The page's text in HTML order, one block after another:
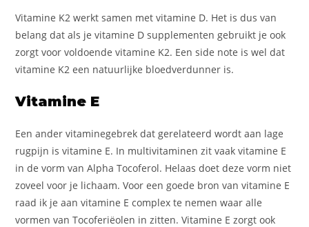
Vitamine K2 werkt samen met vitamine D. Het is dus van
belang dat als je vitamine D supplementen gebruikt je ook
zorgt voor voldoende vitamine K2. Een side note is wel dat
vitamine K2 een natuurlijke bloedverdunner is.
Vitamine E
Een ander vitaminegebrek dat gerelateerd wordt aan lage
rugpijn is vitamine E. In multivitaminen zit vaak vitamine E
in de vorm van Alpha Tocoferol. Helaas doet deze vorm niet
zoveel voor je lichaam. Voor een goede bron van vitamine E
raad ik je aan vitamine E complex te nemen waar alle
vormen van Tocoferiëolen in zitten. Vitamine E zorgt ook